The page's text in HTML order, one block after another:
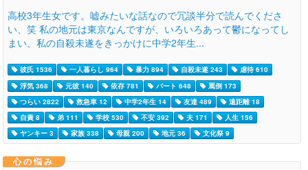
高校3年生女です。嘘みたいな話なので冗談半分で読んでくださ
い、笑 私の地元は東京なんですが、いろいろあって鬱になってし
まい、私の自殺未遂をきっかけに中学2年生...
彼氏 1536 一人暮らし 964 暴力 894 自殺未遂 243
虐待 610
浮気 368
元彼 140 依存 781 パート 648
罵倒 173
つらい 2822
救急車 12 中学2年生 14 友達 489
遠距離 18
自責 8
弟 111 学校 530 不安 392 夫 171
人生 156
ヤンキー 3
家族 338 母親 200 地元 36 文化祭 9
心の悩み